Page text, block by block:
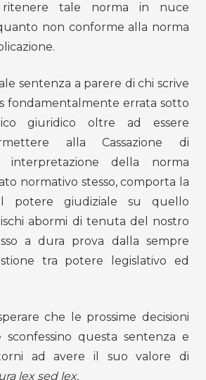
tale norma in nuce
non conforme alla norma
sentenza a parere di chi scrive
fondamentalmente errata sotto
giuridico oltre ad essere
alla Cassazione di
interpretazione della norma
normativo stesso, comporta la
potere giudiziale su quello
abormi di tenuta del nostro
a dura prova dalla sempre
tra potere legislativo ed
che le prossime decisioni
sconfessino questa sentenza e
ad avere il suo valore di
lex sed lex.